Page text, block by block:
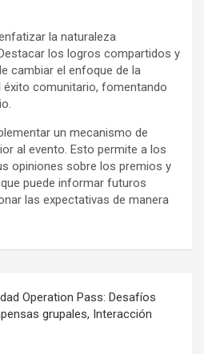
la naturaleza
los logros compartidos y
cambiar el enfoque de la
éxito comunitario, fomentando
un mecanismo de
al evento. Esto permite a los
opiniones sobre los premios y
puede informar futuros
las expectativas de manera
Operation Pass: Desafíos
grupales, Interacción